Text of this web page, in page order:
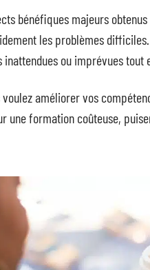
bénéfiques majeurs
les problèmes
ou imprévues tout
voulez améliorer vos
une formation coûteuse,